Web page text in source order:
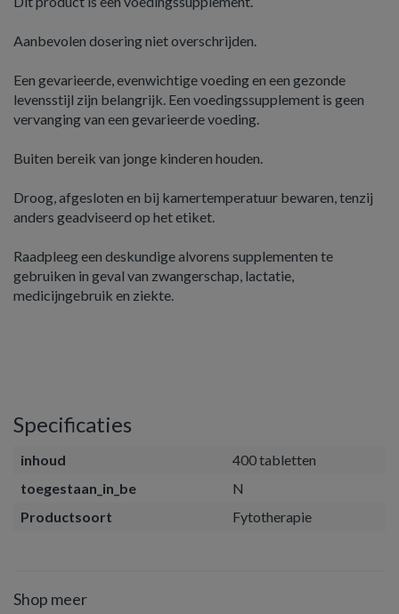
Aanbevolen dosering niet overschrijden.
Een gevarieerde, evenwichtige voeding en een gezonde
levensstijl zijn belangrijk. Een voedingssupplement is geen
vervanging van een gevarieerde voeding.
Buiten bereik van jonge kinderen houden.
Droog, afgesloten en bij kamertemperatuur bewaren, tenzij
anders geadviseerd op het etiket.
Raadpleeg een deskundige alvorens supplementen te
gebruiken in geval van zwangerschap, lactatie,
medicijngebruik en ziekte.
Specificaties
inhoud
400 tabletten
toegestaan_in_be
N
Productsoort
Fytotherapie
Shop meer